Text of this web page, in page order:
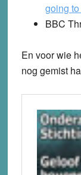
going
BBC
En voor wie
nog gemist